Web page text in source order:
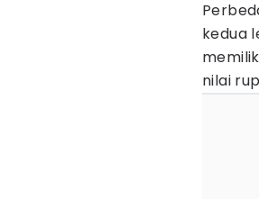
kedua
nilai